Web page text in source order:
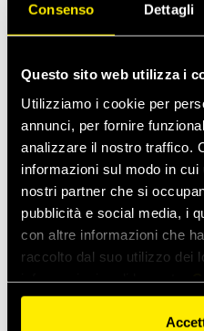
Consenso Dettagli
Questo sito web utilizza i
Utilizziamo i cookie per
annunci, per fornire
analizzare il nostro traffico.
informazioni sul modo in
nostri partner che si
pubblicità e social media, i
con altre informazioni che
raccolto dal suo utilizzo dei
Valvole